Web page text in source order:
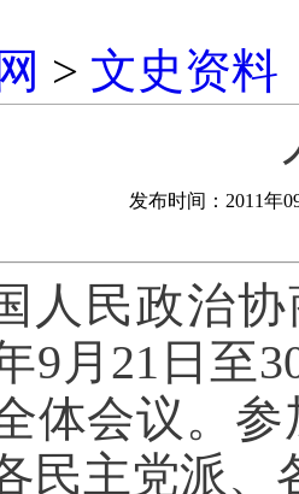
> 文史资料
发布时间：2011年
人民政治
9月21日至
体会议。
民主党派、